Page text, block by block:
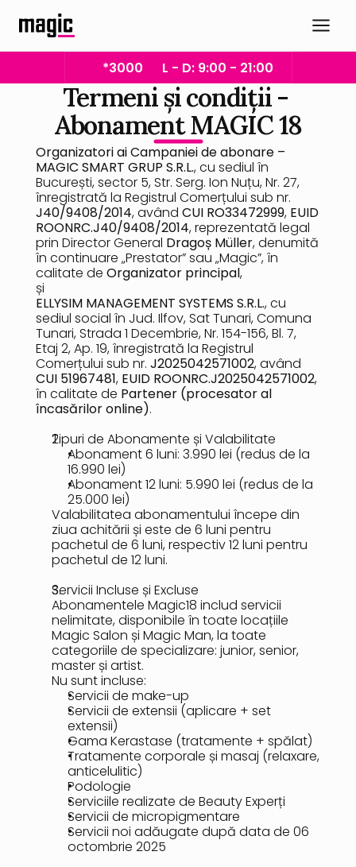
*3000 L - D: 9:00 - 21:00
Termeni și condiții -
Abonament MAGIC 18
Organizatori ai Campaniei de abonare –
MAGIC SMART GRUP S.R.L., cu sediul în
București, sector 5, Str. Serg. Ion Nuțu, Nr. 27,
J40/9408/2014, având CUI RO33472999, EUID
ROONRC.J40/9408/2014, reprezentată legal
prin Director General Dragoș Müller, denumită
în continuare „Prestator” sau „Magic”, în
calitate de Organizator principal,
și
ELLYSIM MANAGEMENT SYSTEMS S.R.L., cu
sediul social în Jud. Ilfov, Sat Tunari, Comuna
Tunari, Strada 1 Decembrie, Nr. 154-156, Bl. 7,
Etaj 2, Ap. 19, înregistrată la Registrul
Comerțului sub nr. J2025042571002
CUI 51967481, EUID ROONRC.J2025042571002,
în calitate de Partener (procesator al
încasărilor online).
Tipuri de Abonamente și Valabilitate
Abonament 6 luni: 3.990 lei (redus de la
16.990 lei)
Abonament 12 luni: 5.990 lei (redus de la
25.000 lei)
Valabilitatea abonamentului începe din
ziua achitării și este de 6 luni pentru
pachetul de 6 luni, respectiv 12 luni pentru
pachetul de 12 luni.
Servicii Incluse și Excluse
Abonamentele Magic18 includ servicii
nelimitate, disponibile în toate locațiile
Magic Salon și Magic Man, la toate
categoriile de specializare: junior, senior,
master și artist.
Nu sunt incluse:
Servicii de make-up
Servicii de extensii (aplicare + set
extensii)
Gama Kerastase (tratamente + spălat)
Tratamente corporale și masaj (relaxare,
anticelulitic)
Podologie
Serviciile realizate de Beauty Experți
Servicii de micropigmentare
Servicii noi adăugate după data de 06
octombrie 2025